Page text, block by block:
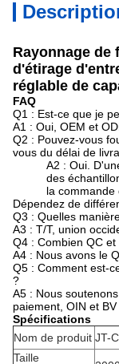
Rayonnage de
d'étirage
réglable de
FAQ
Q1 : Est-ce que je
A1 : Oui, OEM et
Q2 : Pouvez-vous
vous du délai de
A2 : Oui.
des
la commande
Dépendez de
Q3 : Quelles
A3 : T/T, union
Q4 : Combien QC
A4 : Nous avons le
Q5 : Comment est-
?
A5 : Nous
paiement, OIN et
Spécifications
Nom de produit JT-
Taille